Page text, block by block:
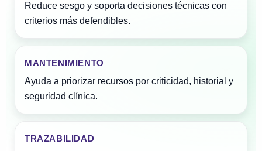
Reduce sesgo y soporta decisiones técnicas con
criterios más defendibles.
MANTENIMIENTO
Ayuda a priorizar recursos por criticidad, historial y
seguridad clínica.
TRAZABILIDAD